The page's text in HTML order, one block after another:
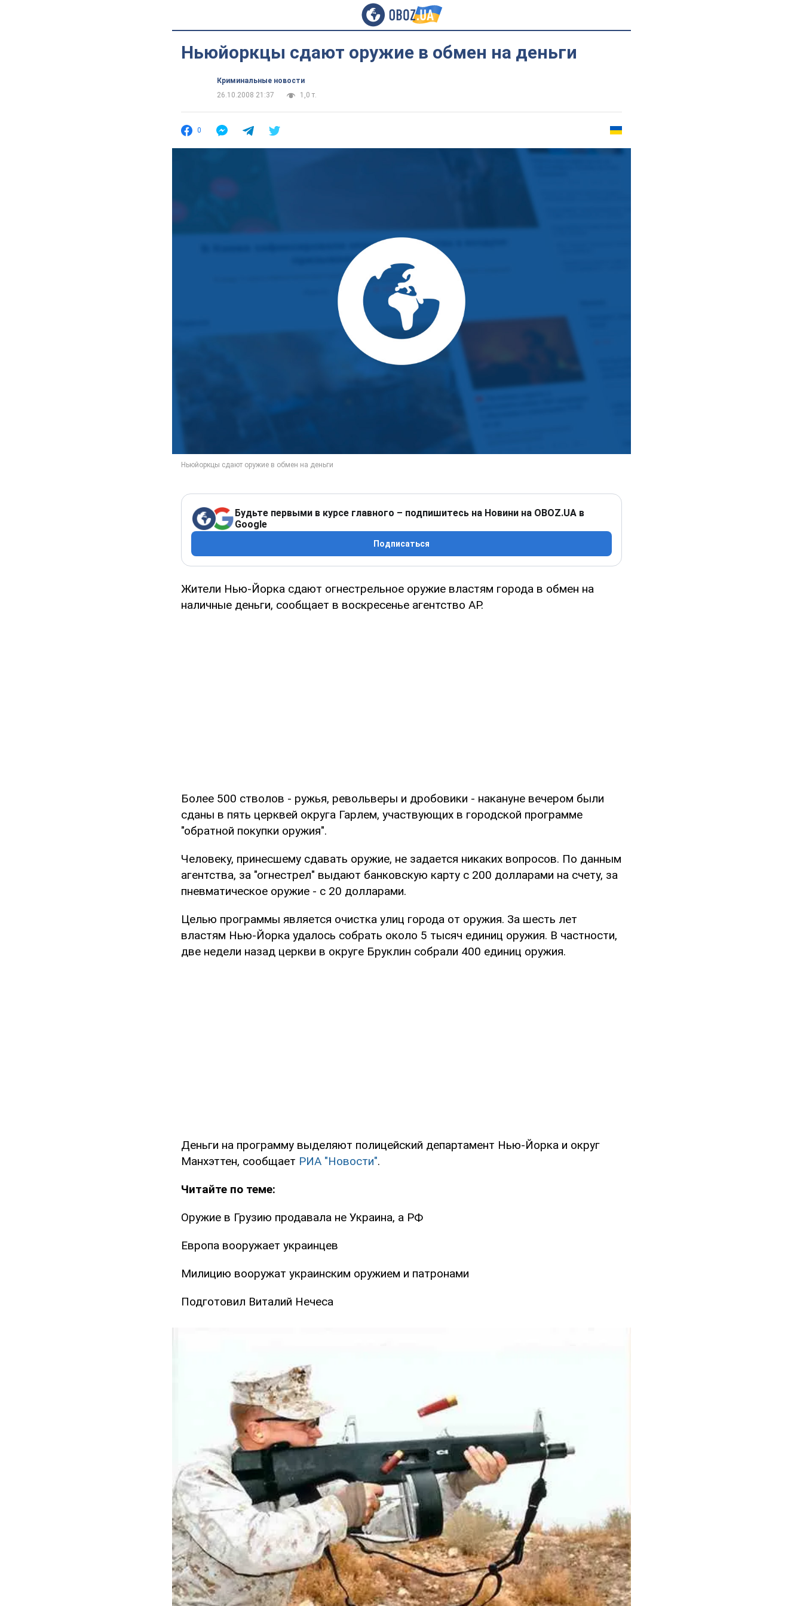
Ньюйоркцы сдают оружие в обмен на деньги
Криминальные новости
26.10.2008 21:37
1,0 т.
0
Будьте первыми в курсе главного – подпишитесь на Новини на OBOZ.UA в
Google
Подписаться
Жители Нью-Йорка сдают огнестрельное оружие властям города в обмен на
наличные деньги, сообщает в воскресенье агентство AP.
Более 500 стволов - ружья, револьверы и дробовики - накануне вечером были
сданы в пять церквей округа Гарлем, участвующих в городской программе
"обратной покупки оружия".
Человеку, принесшему сдавать оружие, не задается никаких вопросов. По данным
агентства, за "огнестрел" выдают банковскую карту с 200 долларами на счету, за
пневматическое оружие - с 20 долларами.
Целью программы является очистка улиц города от оружия. За шесть лет
властям Нью-Йорка удалось собрать около 5 тысяч единиц оружия. В частности,
две недели назад церкви в округе Бруклин собрали 400 единиц оружия.
Деньги на программу выделяют полицейский департамент Нью-Йорка и округ
Манхэттен, сообщает РИА "Новости".
Читайте по теме:
Оружие в Грузию продавала не Украина, а РФ
Европа вооружает украинцев
Милицию вооружат украинским оружием и патронами
Подготовил Виталий Нечеса